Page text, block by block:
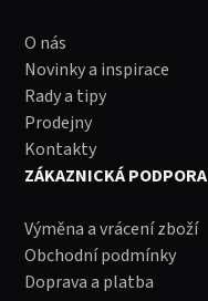
O nás
Novinky a inspirace
Rady a tipy
Prodejny
Kontakty
ZÁKAZNICKÁ PODPORA
Výměna a vrácení zboží
Obchodní podmínky
Doprava a platba